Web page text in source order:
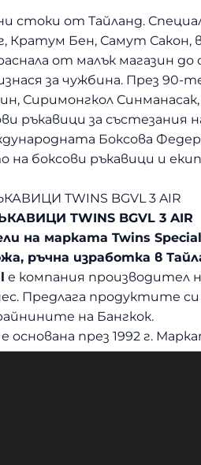
стоки от Тайланд.
Кратум Бен, Самут Сакон,
от малък
за чужбина. През
Сиримонгкол
ръкавици за
Боксова
боксови ръкавици и
TWINS BGVL 3 AIR
TWINS BGVL 3 AIR
на марката Twins
ръчна изработка в
е компания производител
Предлага продуктите
на Бангкок.
е основана през 1992 г.
до днес тя произвежда
на миналия век
Сиримонгкол Синманасак,
лицензиран
Световния Боксов Съвет
и Световната Боксова